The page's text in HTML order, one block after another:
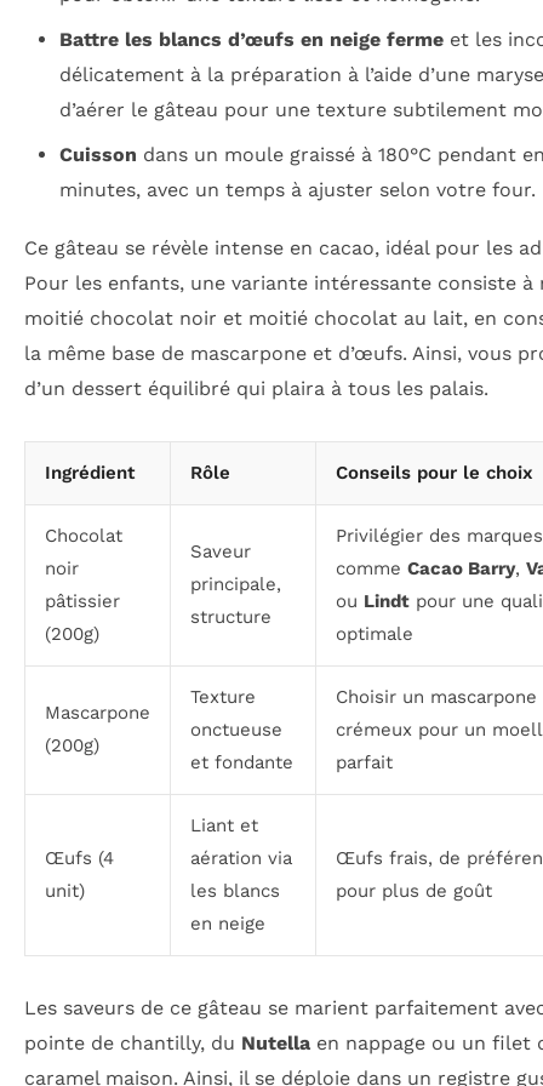
Battre les blancs d’œufs en neige fermeet les
délicatement à la préparation à l’aide d’une
d’aérer le gâteau pour une texture subtilement
Cuisson dans un moule graissé à 180°C pendant
minutes, avec un temps à ajuster selon votre four.
Ce gâteau se révèle intense en cacao, idéal pour les
Pour les enfants, une variante intéressante consiste à
moitié chocolat noir et moitié chocolat au lait, en
la même base de mascarpone et d’œufs. Ainsi, vous
d’un dessert équilibré qui plaira à tous les palais.
Ingrédient Rôle Conseils pour le choix
Chocolat
noir
pâtissier
(200g)
Saveur
principale,
structure
Privilégier des marques
comme Cacao Barry,
ou Lindt pour une
optimale
Mascarpone
(200g)
Texture
onctueuse
et fondante
Choisir un
crémeux pour un
parfait
Œufs (4
unit)
Liant et
aération via
les blancs
en neige
Œufs frais, de
pour plus de goût
Les saveurs de ce gâteau se marient parfaitement
pointe de chantilly, du Nutella en nappage ou un filet
caramel maison. Ainsi, il se déploie dans un registre